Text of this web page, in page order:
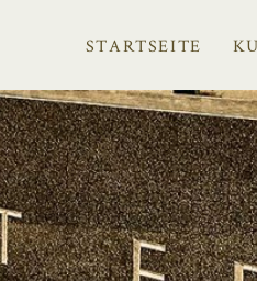
STARTSEITE